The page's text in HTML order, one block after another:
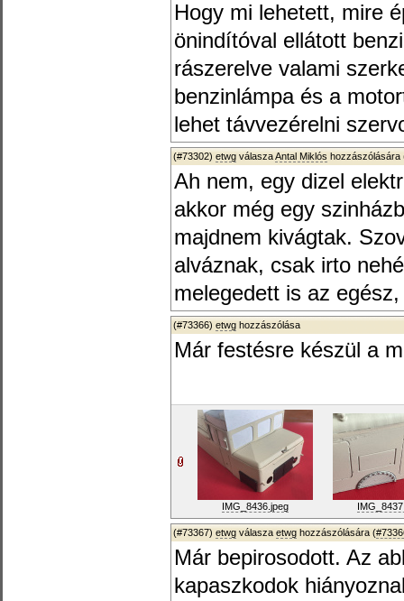
Hogy mi lehetett, mire
önindítóval ellátott
rászerelve valami
benzinlámpa és a
lehet távvezérelni
(#73302) etwg válaszaAntal Miklós hozzászólására
Ah nem, egy dizel
akkor még egy
majdnem kivágtak.
alváznak, csak irto
melegedett is az
(#73366) etwg hozzászólása
Már festésre készül a
IMG_8436.jpeg
(#73367) etwg válasza etwg hozzászólására (
Már bepirosodott. Az
kapaszkodok